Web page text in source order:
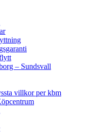
– Sundsvall
villkor per kbm